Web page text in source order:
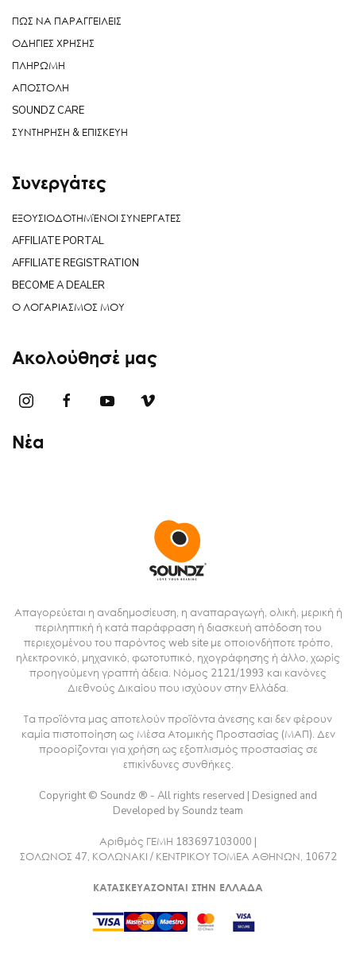
ΠΩΣ ΝΑ ΠΑΡΑΓΓΕΙΛΕΙΣ
ΟΔΗΓΙΕΣ ΧΡΗΣΗΣ
ΠΛΗΡΩΜΗ
ΑΠΟΣΤΟΛΗ
SOUNDZ CARE
ΣΥΝΤΗΡΗΣΗ & ΕΠΙΣΚΕΥΗ
Συνεργάτες
ΕΞΟΥΣΙΟΔΟΤΗΜΈΝΟΙ ΣΥΝΕΡΓΑΤΕΣ
AFFILIATE PORTAL
AFFILIATE REGISTRATION
BECOME A DEALER
Ο ΛΟΓΑΡΙΑΣΜΟΣ ΜΟΥ
Ακολούθησέ μας
Νέα
Απαγορεύεται η αναδημοσίευση, η αναπαραγωγή, ολική, μερική ή
περιληπτική ή κατά παράφραση ή διασκευή απόδοση του
περιεχομένου του παρόντος web site με οποιονδήποτε τρόπο,
ηλεκτρονικό, μηχανικό, φωτοτυπικό, ηχογράφησης ή άλλο, χωρίς
προηγούμενη γραπτή άδεια. Νόμος 2121/1993 και κανόνες
Διεθνούς Δικαίου που ισχύουν στην Ελλάδα.
Τα προϊόντα μας αποτελούν προϊόντα άνεσης και δεν φέρουν
καμία πιστοποίηση ως Μέσα Ατομικής Προστασίας (ΜΑΠ). Δεν
προορίζονται για χρήση ως εξοπλισμός προστασίας σε
επικίνδυνες συνθήκες.
Copyright © Soundz ® - All rights reserved | Designed and
Developed by Soundz team
Αριθμός ΓΕΜΗ 183697103000 |
ΣΟΛΩΝΟΣ 47, ΚΟΛΩΝΑΚΙ / ΚΕΝΤΡΙΚΟΥ ΤΟΜΕΑ ΑΘΗΝΩΝ, 10672
ΚΑΤΑΣΚΕΥΑΖΟΝΤΑΙ ΣΤΗΝ ΕΛΛΑΔΑ